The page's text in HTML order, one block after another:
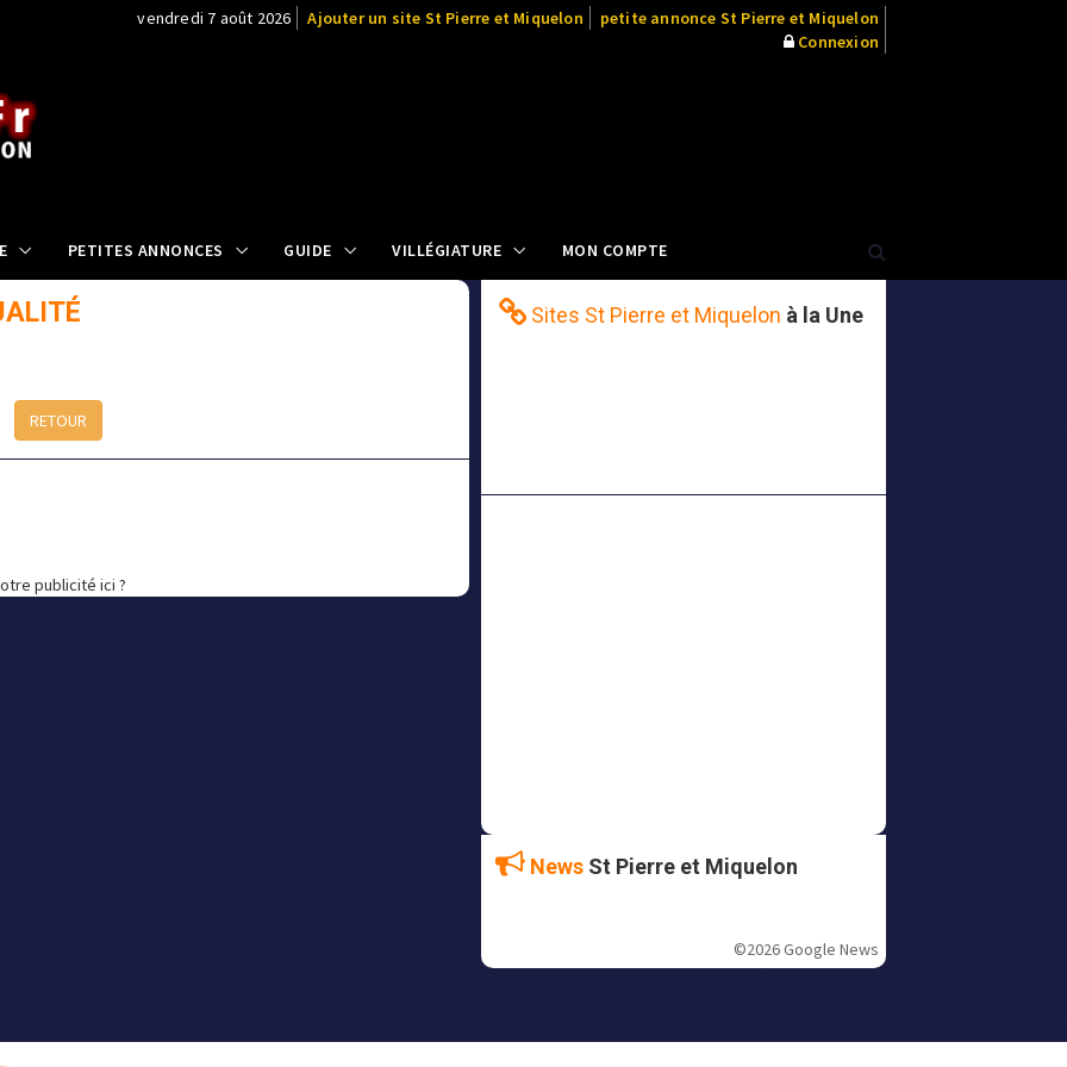
vendredi 7 août 2026 Ajouter un site St Pierre et Miquelon
petite annonce St Pierre et Miquelon
Connexion
PETITES ANNONCES GUIDE VILLÉGIATURE MON COMPTE
RETOUR
publicité ici ?
Sites St Pierre et Miquelon à la Une
News St Pierre et Miquelon
©2026 Google News